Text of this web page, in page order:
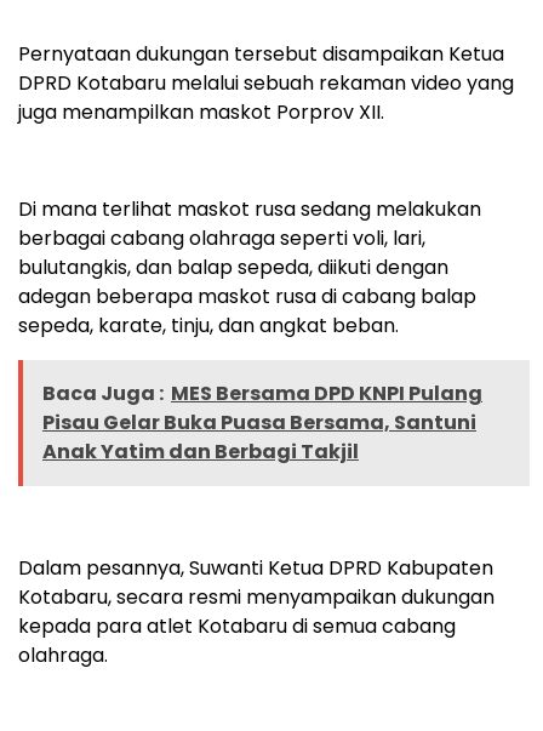
Pernyataan dukungan tersebut disampaikan Ketua
DPRD Kotabaru melalui sebuah rekaman video yang
juga menampilkan maskot Porprov XII.
Di mana terlihat maskot rusa sedang melakukan
berbagai cabang olahraga seperti voli, lari,
bulutangkis, dan balap sepeda, diikuti dengan
adegan beberapa maskot rusa di cabang balap
sepeda, karate, tinju, dan angkat beban.
Baca Juga : MES Bersama DPD KNPI Pulang
Pisau Gelar Buka Puasa Bersama, Santuni
Anak Yatim dan Berbagi Takjil
Dalam pesannya, Suwanti Ketua DPRD Kabupaten
Kotabaru, secara resmi menyampaikan dukungan
kepada para atlet Kotabaru di semua cabang
olahraga.